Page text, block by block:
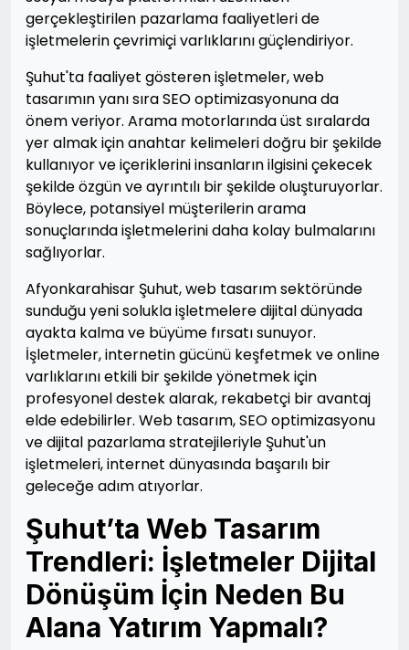
gerçekleştirilen pazarlama faaliyetleri de
işletmelerin çevrimiçi varlıklarını güçlendiriyor.
Şuhut'ta faaliyet gösteren işletmeler, web
tasarımın yanı sıra SEO optimizasyonuna da
önem veriyor. Arama motorlarında üst sıralarda
yer almak için anahtar kelimeleri doğru bir şekilde
kullanıyor ve içeriklerini insanların ilgisini çekecek
şekilde özgün ve ayrıntılı bir şekilde oluşturuyorlar.
Böylece, potansiyel müşterilerin arama
sonuçlarında işletmelerini daha kolay bulmalarını
sağlıyorlar.
Afyonkarahisar Şuhut, web tasarım sektöründe
sunduğu yeni solukla işletmelere dijital dünyada
ayakta kalma ve büyüme fırsatı sunuyor.
İşletmeler, internetin gücünü keşfetmek ve online
varlıklarını etkili bir şekilde yönetmek için
profesyonel destek alarak, rekabetçi bir avantaj
elde edebilirler. Web tasarım, SEO optimizasyonu
ve dijital pazarlama stratejileriyle Şuhut'un
işletmeleri, internet dünyasında başarılı bir
geleceğe adım atıyorlar.
Şuhut’ta Web Tasarım
Trendleri: İşletmeler Dijital
Dönüşüm İçin Neden Bu
Alana Yatırım Yapmalı?